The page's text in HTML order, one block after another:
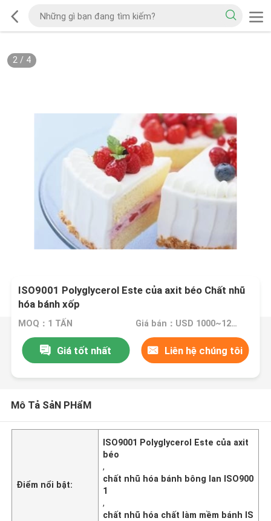
2/ 4
ISO9001 Polyglycerol Este của axit béo Chất nhũ
hóa bánh xốp
MOQ：1 TẤN Giá bán：USD 1000~1200 Per Ton
Giá tốt nhất Liên hệ chúng tôi
Mô Tả SảN PHẩM
Điểm nổi bật:
ISO9001 Polyglycerol Este của axit
béo
,
chất nhũ hóa bánh bông lan ISO900
1
,
chất nhũ hóa chất làm mềm bánh IS